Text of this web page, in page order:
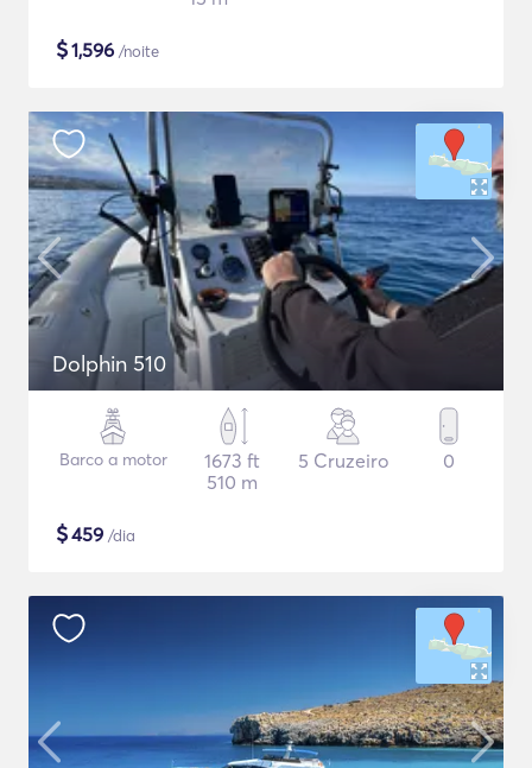
$1,596 /noite
Dolphin 510
Barco a motor
1673 ft
510 m
5 Cruzeiro 0
$459 /dia